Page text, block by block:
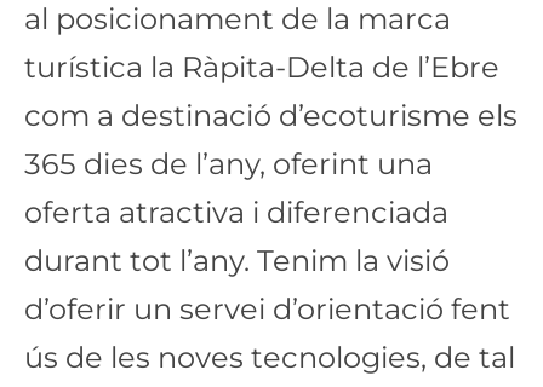
al posicionament de la marca
turística la Ràpita-Delta de l’Ebre
com a destinació d’ecoturisme els
365 dies de l’any, oferint una
oferta atractiva i diferenciada
durant tot l’any. Tenim la visió
d’oferir un servei d’orientació fent
ús de les noves tecnologies, de tal